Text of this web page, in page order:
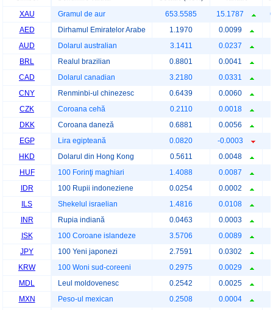
XAU Gramul de aur 653.5585 15.1787
AED
Dirhamul Emiratelor Arabe 1.1970
0.0099
AUD
Dolarul australian 3.1411
0.0237
BRL
Realul brazilian 0.8801
0.0041
CAD
Dolarul canadian 3.2180
0.0331
CNY
Renminbi-ul chinezesc 0.6439
0.0060
CZK
Coroana cehă 0.2110
0.0018
DKK
Coroana daneză 0.6881
0.0056
EGP
Lira egipteană 0.0820
-0.0003
HKD
Dolarul din Hong Kong 0.5611
0.0048
HUF
100 Forinţi maghiari 1.4088
0.0087
IDR
100 Rupii indoneziene 0.0254
0.0002
ILS
Shekelul israelian 1.4816
0.0108
INR
Rupia indiană 0.0463
0.0003
ISK
100 Coroane islandeze 3.5706
0.0089
JPY
100 Yeni japonezi 2.7591
0.0302
KRW
100 Woni sud-coreeni 0.2975
0.0029
MDL
Leul moldovenesc 0.2542
0.0025
MXN
Peso-ul mexican 0.2508
0.0004